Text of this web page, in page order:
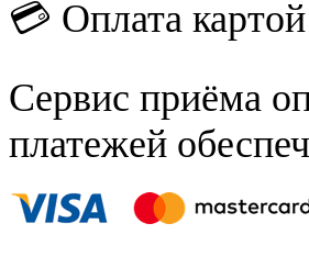
💳 Оплата
Сервис приёма
платежей